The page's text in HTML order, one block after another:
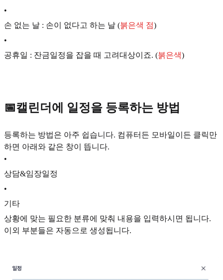
•
손 없는 날 : 손이 없다고 하는 날 (붉은색 점)
•
공휴일 : 잔금일정을 잡을 때 고려대상이죠. (붉은색)
📅캘린더에 일정을 등록하는 방법
등록하는 방법은 아주 쉽습니다. 컴퓨터든 모바일이든 클릭만
하면 아래와 같은 창이 뜹니다.
•
상담&임장일정
•
기타
상황에 맞는 필요한 분류에 맞춰 내용을 입력하시면 됩니다.
이외 부분들은 자동으로 생성됩니다.